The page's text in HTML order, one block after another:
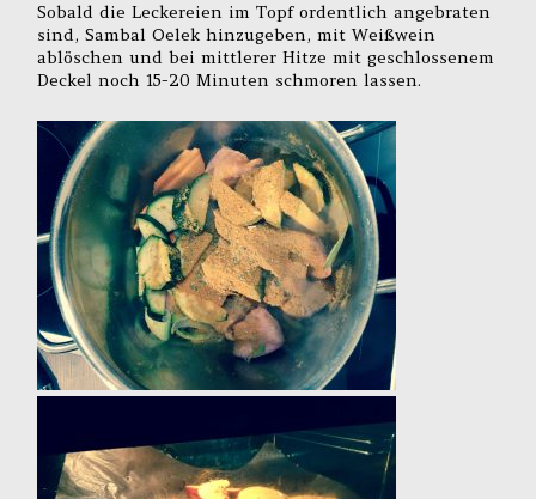
Sobald die Leckereien im Topf ordentlich angebraten
sind, Sambal Oelek hinzugeben, mit Weißwein
ablöschen und bei mittlerer Hitze mit geschlossenem
Deckel noch 15-20 Minuten schmoren lassen.